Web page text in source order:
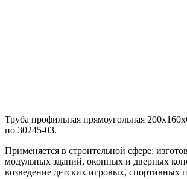
Труба профильная прямоугольная
по 30245-03.
Применяется в строительной сфере:
модульных зданий, оконных и дверных
возведение детских игровых, спортивных